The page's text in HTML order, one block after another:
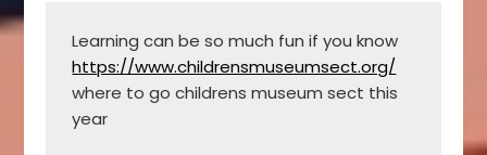
https://www.childrensmuseumsect.org/
where to go childrens museum sect this
year